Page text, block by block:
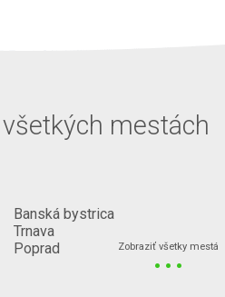
mestách
Banská bystrica
Trnava
Poprad
Zobraziť všetky mestá
...